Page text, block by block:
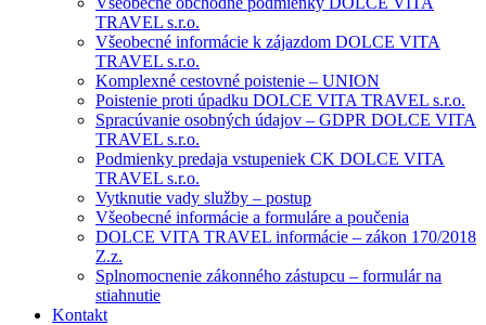
TRAVEL s.r.o.
Všeobecné informácie k zájazdom DOLCE VITA
TRAVEL s.r.o.
Komplexné cestovné poistenie – UNION
Poistenie proti úpadku DOLCE VITA TRAVEL s.r.o.
Spracúvanie osobných údajov – GDPR DOLCE VITA
TRAVEL s.r.o.
Podmienky predaja vstupeniek CK DOLCE VITA
TRAVEL s.r.o.
Vytknutie vady služby – postup
Všeobecné informácie a formuláre a poučenia
DOLCE VITA TRAVEL informácie – zákon 170/2018
Z.z.
Splnomocnenie zákonného zástupcu – formulár na
stiahnutie
Kontakt